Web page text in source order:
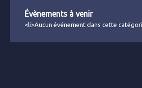
Évènements à venir
<li>Aucun événement dans cette